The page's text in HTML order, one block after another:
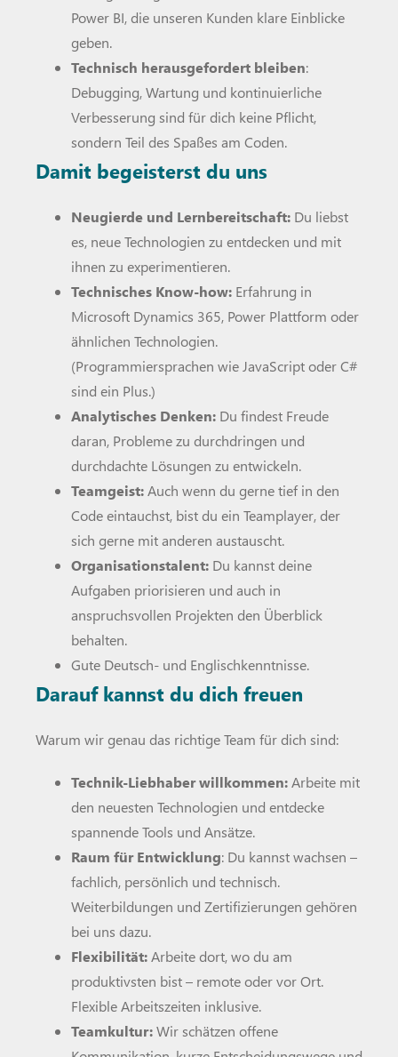
Power BI, die unseren Kunden klare Einblicke
geben.
Technisch herausgefordert bleiben:
Debugging, Wartung und kontinuierliche
Verbesserung sind für dich keine Pflicht,
sondern Teil des Spaßes am Coden.
Damit begeisterst du uns
Neugierde und Lernbereitschaft: Du liebst
es, neue Technologien zu entdecken und mit
ihnen zu experimentieren.
Technisches Know-how: Erfahrung in
Microsoft Dynamics 365, Power Plattform oder
ähnlichen Technologien.
(Programmiersprachen wie JavaScript oder C#
sind ein Plus.)
Analytisches Denken: Du findest Freude
daran, Probleme zu durchdringen und
durchdachte Lösungen zu entwickeln.
Teamgeist:Auch wenn du gerne tief in den
Code eintauchst, bist du ein Teamplayer, der
sich gerne mit anderen austauscht.
Organisationstalent: Du kannst deine
Aufgaben priorisieren und auch in
anspruchsvollen Projekten den Überblick
behalten.
Gute Deutsch- und Englischkenntnisse.
Darauf kannst du dich freuen
Warum wir genau das richtige Team für dich sind:
Technik-Liebhaber willkommen:Arbeite mit
den neuesten Technologien und entdecke
spannende Tools und Ansätze.
Raum für Entwicklung: Du kannst wachsen –
fachlich, persönlich und technisch.
Weiterbildungen und Zertifizierungen gehören
bei uns dazu.
Flexibilität:Arbeite dort, wo du am
produktivsten bist – remote oder vor Ort.
Flexible Arbeitszeiten inklusive.
Teamkultur:Wir schätzen offene